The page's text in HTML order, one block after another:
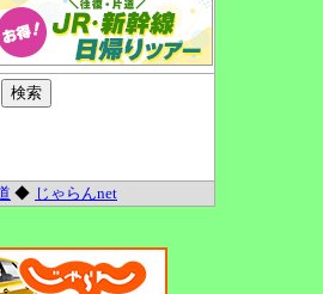
◆ じゃらんnet